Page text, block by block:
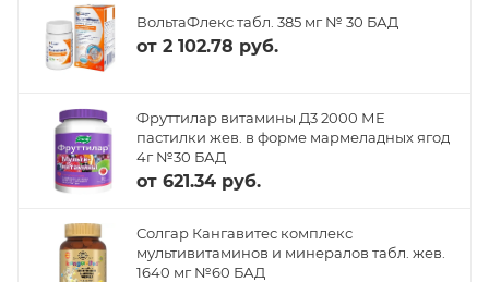
ВольтаФлекс табл. 385 мг № 30 БАД
от 2 102.78 руб.
Фруттилар витамины Д3 2000 МЕ
пастилки жев. в форме мармеладных ягод
4г №30 БАД
от 621.34 руб.
Солгар Кангавитес комплекс
мультивитаминов и минералов табл. жев.
1640 мг №60 БАД